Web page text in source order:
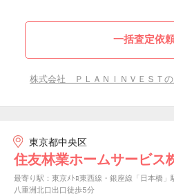
一括査定依
株式会社 ＰＬＡＮＩＮＶＥＳＴ
東京都中央区
住友林業ホームサービス
最寄り駅：東京ﾒﾄﾛ東西線・銀座線「日本橋
八重洲北口出口徒歩5分